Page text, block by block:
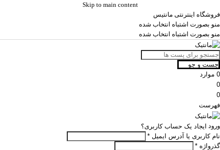
Skip to main content
فروشگاه اینترنتی مانتیس
منو بصورت اشتباه انتخاب شده
منو بصورت اشتباه انتخاب شده
جست و جو
0 موارد
0
0
فهرست
ورود ایجاد یک حساب کاربری؟
نام کاربری یا آدرس ایمیل *
گذرواژه *